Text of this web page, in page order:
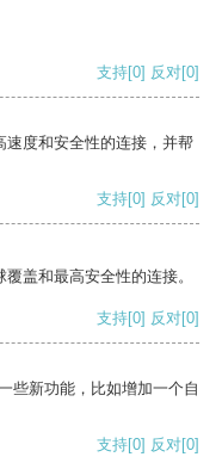
支持[0] 反对[0]
度和安全性的连接，并帮
支持[0] 反对[0]
盖和最高安全性的连接。
支持[0] 反对[0]
些新功能，比如增加一个自
支持[0] 反对[0]